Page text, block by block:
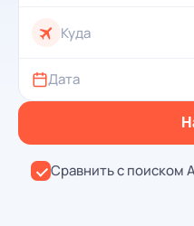
Дата
Сравнить с поиском